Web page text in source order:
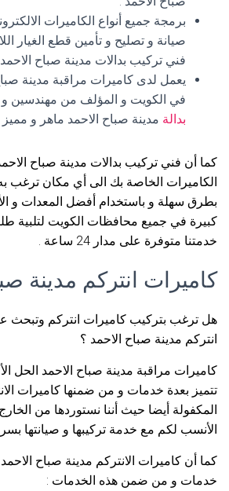
برمجة جميع أنواع الكاميرات
صيانة و تصليح و تأمين قطع الغيار
فني تركيب بدالات مدينة صباح
يعمل لدى كاميرات مراقبة مدينة
في الكويت و المؤلف من مهندسين و
بدالة مدينة صباح الاحمد ماهر و مميز
كما أن فني تركيب بدالات مدينة صباح
الكاميرات الخاصة بك الى أي مكان ترغب به
بطرق سهلة و باستخدام أفضل المعدات و
كبيرة في جميع محافظات الكويت لتلبية
خدمتنا متوفرة على مدار 24 ساعة .
كاميرات انتركم مدينة
هل ترغب بتركيب كاميرات انتركم وتبحث
انتركم مدينة صباح الاحمد ؟
كاميرات مراقبة مدينة صباح الاحمد الحل
تتميز بعدة خدمات و من ضمنها كاميرات
المكفولة أيضا حيث أننا نستوردها من
الأنسب لكم مع خدمة تركيبها و صيانتها
كما أن كاميرات الانتركم مدينة صباح
خدمات و من ضمن هذه الخدمات :